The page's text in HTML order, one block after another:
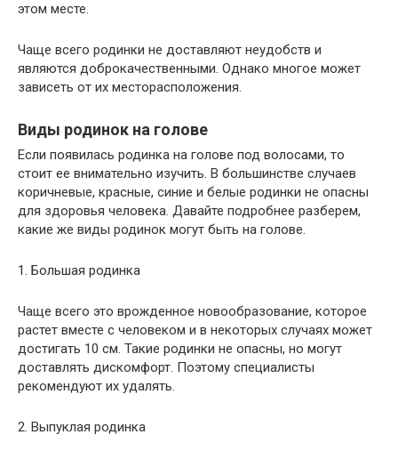
этом месте.
Чаще всего родинки не доставляют неудобств и
являются доброкачественными. Однако многое может
зависеть от их месторасположения.
Виды родинок на голове
Если появилась родинка на голове под волосами, то
стоит ее внимательно изучить. В большинстве случаев
коричневые, красные, синие и белые родинки не опасны
для здоровья человека. Давайте подробнее разберем,
какие же виды родинок могут быть на голове.
1. Большая родинка
Чаще всего это врожденное новообразование, которое
растет вместе с человеком и в некоторых случаях может
достигать 10 см. Такие родинки не опасны, но могут
доставлять дискомфорт. Поэтому специалисты
рекомендуют их удалять.
2. Выпуклая родинка